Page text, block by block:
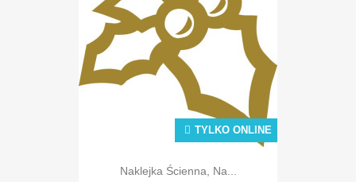
Naklejka Ścienna, Na...
TYLKO ONLINE